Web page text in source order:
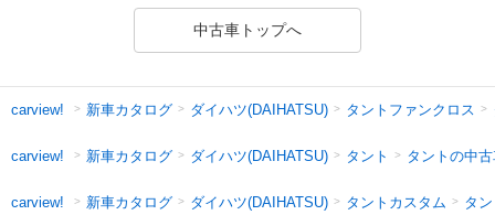
中古車トップへ
carview! 新車カタログ ダイハツ(DAIHATSU) タントファンクロス
carview! 新車カタログ ダイハツ(DAIHATSU) タント タントの中
carview! 新車カタログ ダイハツ(DAIHATSU) タントカスタム タ